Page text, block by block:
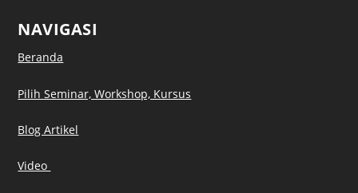
NAVIGASI
Beranda
Pilih Seminar, Workshop, Kursus
Blog Artikel
Video